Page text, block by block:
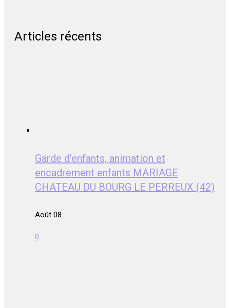
Articles récents
Garde d’enfants, animation et
encadrement enfants MARIAGE
CHATEAU DU BOURG LE PERREUX (42)
Août 08
0